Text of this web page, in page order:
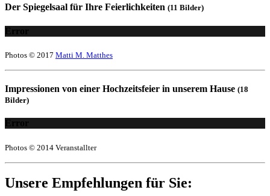
Der Spiegelsaal für Ihre Feierlichkeiten (11 Bilder)
Error
Photos © 2017 Matti M. Matthes
Impressionen von einer Hochzeitsfeier in unserem Hause (18
Bilder)
Error
Photos © 2014 Veranstallter
Unsere Empfehlungen für Sie: